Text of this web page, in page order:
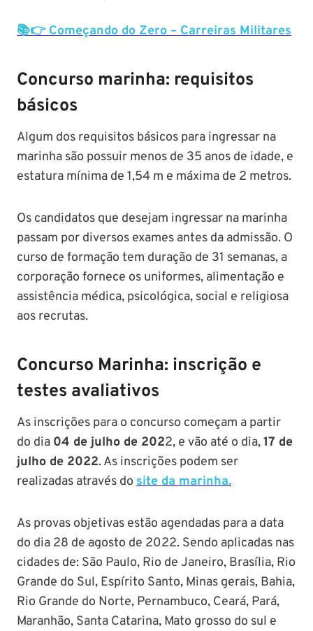
📚👉 Começando do Zero – Carreiras Militares
Concurso marinha: requisitos
básicos
Algum dos requisitos básicos para ingressar na
marinha são possuir menos de 35 anos de idade, e
estatura mínima de 1,54 m e máxima de 2 metros.
Os candidatos que desejam ingressar na marinha
passam por diversos exames antes da admissão. O
curso de formação tem duração de 31 semanas, a
corporação fornece os uniformes, alimentação e
assistência médica, psicológica, social e religiosa
aos recrutas.
Concurso Marinha: inscrição e
testes avaliativos
As inscrições para o concurso começam a partir
do dia 04 de julho de 2022, e vão até o dia,17 de
julho de 2022. As inscrições podem ser
realizadas através do site da marinha.
As provas objetivas estão agendadas para a data
do dia 28 de agosto de 2022. Sendo aplicadas nas
cidades de: São Paulo, Rio de Janeiro, Brasília, Rio
Grande do Sul, Espírito Santo, Minas gerais, Bahia,
Rio Grande do Norte, Pernambuco, Ceará, Pará,
Maranhão, Santa Catarina, Mato grosso do sul e